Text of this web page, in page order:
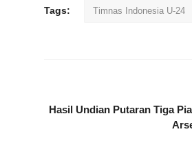
Tags: Timnas Indonesia U-24
Hasil Undian Putaran Tiga